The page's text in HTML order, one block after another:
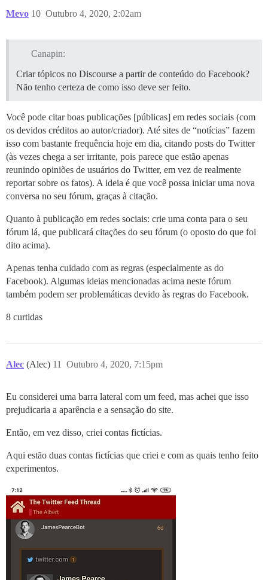
Mevo Outubro 4, 2020, 2:02am
10
Canapin:
Criar tópicos no Discourse a partir de conteúdo do Facebook?
Não tenho certeza de como isso deve ser feito.
Você pode citar boas publicações [públicas] em redes sociais (com
os devidos créditos ao autor/criador). Até sites de “notícias” fazem
isso com bastante frequência hoje em dia, citando posts do Twitter
(às vezes chega a ser irritante, pois parece que estão apenas
reunindo opiniões de usuários do Twitter, em vez de realmente
reportar sobre os fatos). A ideia é que você possa iniciar uma nova
conversa no seu fórum, graças à citação.
Quanto à publicação em redes sociais: crie uma conta para o seu
fórum lá, que publicará citações do seu fórum (o oposto do que foi
dito acima).
Apenas tenha cuidado com as regras (especialmente as do
Facebook). Algumas ideias mencionadas acima neste fórum
também podem ser problemáticas devido às regras do Facebook.
8 curtidas
Alec (Alec) Outubro 4, 2020, 7:15pm
11
Eu considerei uma barra lateral com um feed, mas achei que isso
prejudicaria a aparência e a sensação do site.
Então, em vez disso, criei contas fictícias.
Aqui estão duas contas fictícias que criei e com as quais tenho feito
experimentos.